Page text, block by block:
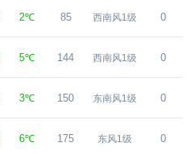
2℃ 85 西南风1级 0
5℃ 144 西南风1级 0
3℃ 150 东南风1级 0
6℃ 175 东风1级 0